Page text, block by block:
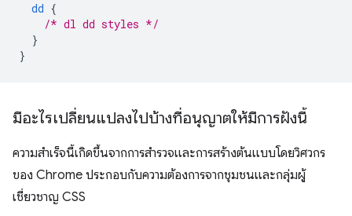
dd {
/* dl dd styles */
}
}
มีอะไรเปลี่ยนแปลงไปบ้างที่อนุญาตให้มีการฝังนี้
ความสำเร็จนี้เกิดขึ้นจากการสำรวจและการสร้างต้นแบบโดยวิศวกร
ของ Chrome ประกอบกับความต้องการจากชุมชนและกลุ่มผู้
เชี่ยวชาญ CSS